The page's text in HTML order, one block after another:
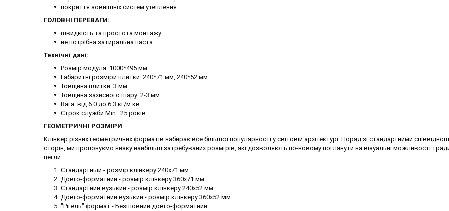
покриття зовнішніх систем утеплення
ГОЛОВНІ ПЕРЕВАГИ:
швидкість та простота монтажу
не потрібна затиральна паста
Технічні дані:
Розмір модуля: 1000*495 мм
Габаритні розміри плитки: 240*71 мм, 240*52 мм
Товщина плитки: 3 мм
Товщина захисного шару: 2-3 мм
Вага: від 6.0 до 6.3 кг/м.кв.
Строк служби Min.: 25 років
ГЕОМЕТРИЧНІ РОЗМІРИ
Клінкер різних геометричних форматів набирає все більшої популярності у світовій архітектурі. Поряд зі стандартними
сторін, ми пропонуємо низку найбільш затребуваних розмірів, які дозволяють по-новому поглянути на візуальні можливості
цегли.
Стандартный - розмір клінкеру 240х71 мм
Довго-форматний - розмір клінкеру 360х71 мм
Стандартний вузький - розмір клінкеру 240х52 мм
Довго-форматний вузький - розмір клінкеру 360х52 мм
"Рігель" формат - Безшовний довго-форматний